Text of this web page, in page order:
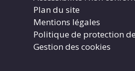
Plan du site
Mentions légales
Politique de protection
Gestion des cookies